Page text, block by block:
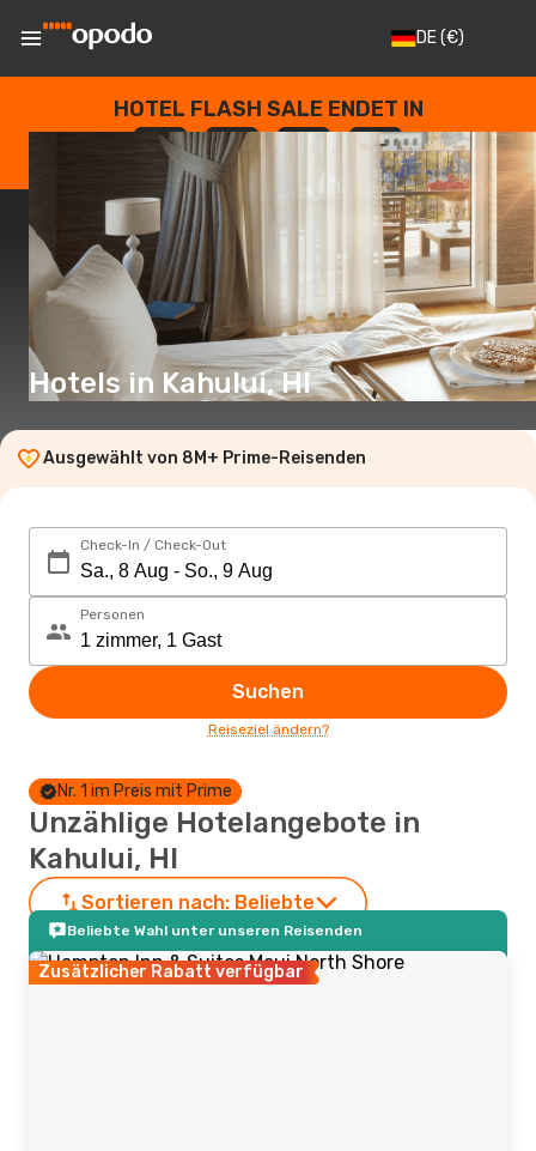
DE(€)
HOTEL FLASH SALE ENDET IN
--
TAGE
: --
STUNDEN
: --
SEKUNDEN
Hotels in Kahului, HI
Ausgewählt von 8M+ Prime-Reisenden
Check-In / Check-Out
Personen
Suchen
Reiseziel ändern?
Nr. 1 im Preis mit Prime
Unzählige Hotelangebote in
Kahului, HI
Sortieren nach: Beliebte
Beliebte Wahl unter unseren Reisenden
Zusätzlicher Rabatt verfügbar